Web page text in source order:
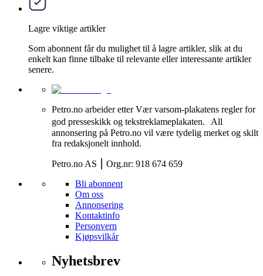
Lagre viktige artikler
Som abonnent får du mulighet til å lagre artikler, slik at du
enkelt kan finne tilbake til relevante eller interessante artikler
senere.
Petro.no arbeider etter Vær varsom-plakatens regler for
god presseskikk og tekstreklameplakaten. All
annonsering på Petro.no vil være tydelig merket og skilt
fra redaksjonelt innhold.
Petro.no AS ⎮ Org.nr: 918 674 659
Bli abonnent
Om oss
Annonsering
Kontaktinfo
Personvern
Kjøpsvilkår
Nyhetsbrev